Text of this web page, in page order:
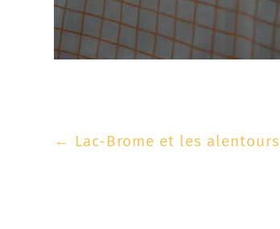
← Lac-Brome et les alentours